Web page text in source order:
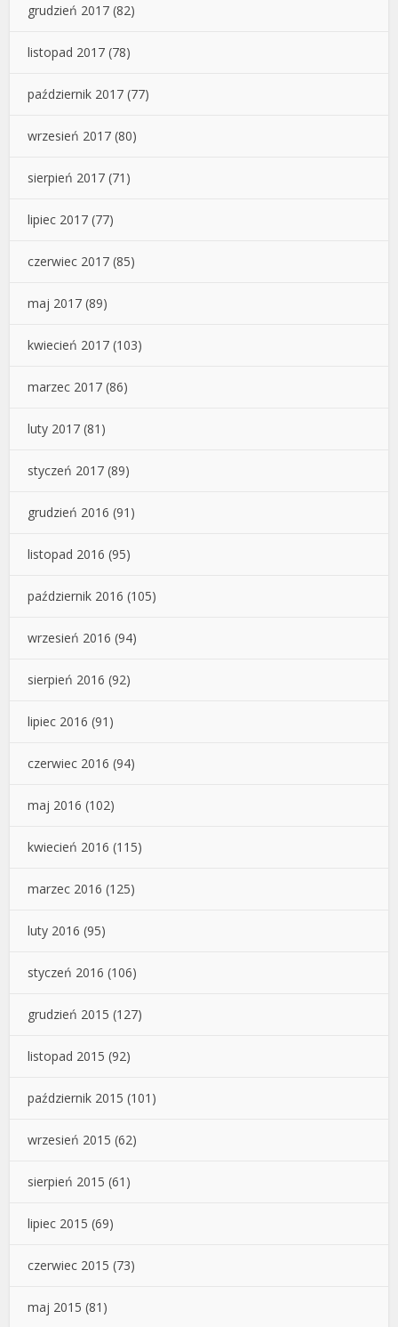
grudzień 2017 (82)
listopad 2017 (78)
październik 2017 (77)
wrzesień 2017 (80)
sierpień 2017 (71)
lipiec 2017 (77)
czerwiec 2017 (85)
maj 2017 (89)
kwiecień 2017 (103)
marzec 2017 (86)
luty 2017 (81)
styczeń 2017 (89)
grudzień 2016 (91)
listopad 2016 (95)
październik 2016 (105)
wrzesień 2016 (94)
sierpień 2016 (92)
lipiec 2016 (91)
czerwiec 2016 (94)
maj 2016 (102)
kwiecień 2016 (115)
marzec 2016 (125)
luty 2016 (95)
styczeń 2016 (106)
grudzień 2015 (127)
listopad 2015 (92)
październik 2015 (101)
wrzesień 2015 (62)
sierpień 2015 (61)
lipiec 2015 (69)
czerwiec 2015 (73)
maj 2015 (81)